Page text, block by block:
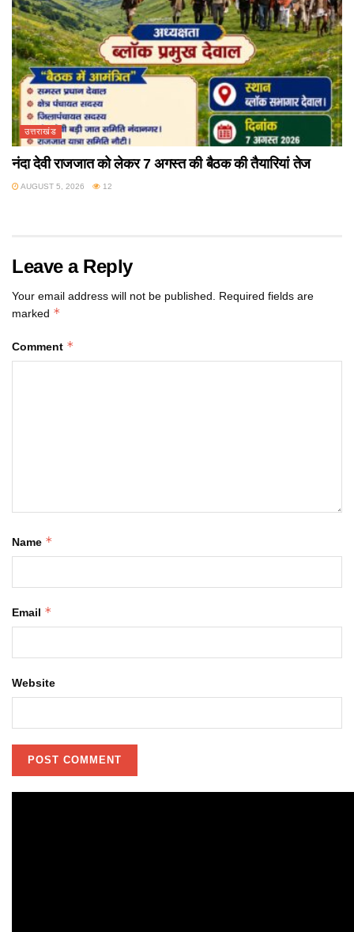
उत्तराखंड
नंदा देवी राजजात को लेकर 7 अगस्त की बैठक की तैयारियां तेज
AUGUST 5, 2026 12
Leave a Reply
Your email address will not be published. Required fields are
marked *
Comment *
Name *
Email *
Website